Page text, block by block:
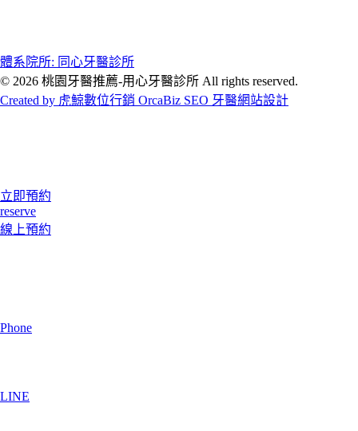
體系院所: 同心牙醫診所
© 2026 桃園牙醫推薦-用心牙醫診所 All rights reserved.
Created by 虎鯨數位行銷 OrcaBiz SEO 牙醫網站設計
立即預約
reserve
線上預約
Phone
LINE